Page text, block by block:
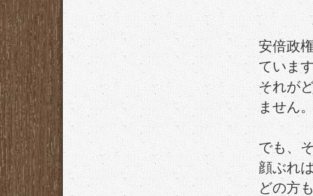
安倍政
ていま
それが
ません
でも、
顔ぶれ
どの方